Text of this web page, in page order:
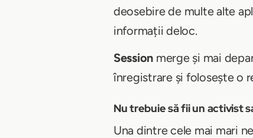
deosebire de multe alte
informații deloc.
Session merge și mai
înregistrare și folosește o
Nu trebuie să fii un activist
Una dintre cele mai mari